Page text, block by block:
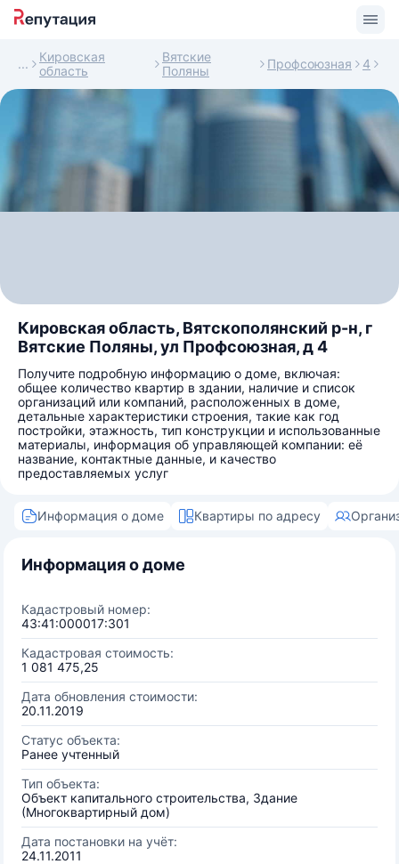
Кировская
область
Вятские
Поляны
Профсоюзная 4
Кировская область, Вятскополянский р-н, г
Вятские Поляны, ул Профсоюзная, д 4
Получите подробную информацию о доме, включая:
общее количество квартир в здании, наличие и список
организаций или компаний, расположенных в доме,
детальные характеристики строения, такие как год
постройки, этажность, тип конструкции и использованные
материалы, информация об управляющей компании: её
название, контактные данные, и качество
предоставляемых услуг
Информация о доме Квартиры по адресу
Информация о доме
Кадастровый номер:
43:41:000017:301
Кадастровая стоимость:
1 081 475,25
Дата обновления стоимости:
20.11.2019
Статус объекта:
Ранее учтенный
Тип объекта:
Объект капитального строительства, Здание
(Многоквартирный дом)
Дата постановки на учёт:
24.11.2011